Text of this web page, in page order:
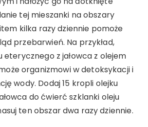
tej mieszanki na obszary
kilka razy dziennie pomoże
przebarwień. Na przykład,
eterycznego z jałowca z olejem
organizmowi w detoksykacji i
wody. Dodaj 15 kropli olejku
do ćwierć szklanki oleju
ten obszar dwa razy dziennie.